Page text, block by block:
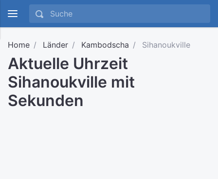
Home Länder Kambodscha Sihanoukville
Aktuelle Uhrzeit
Sihanoukville mit
Sekunden